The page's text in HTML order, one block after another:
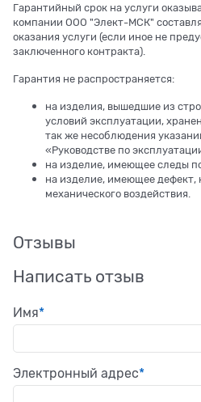
Гарантийный срок на услуги
компании ООО "Элект-МСК"
оказания услуги (если иное не
заключенного контракта).
Гарантия не распространяется:
на изделия, вышедшие из
условий эксплуатации,
так же несоблюдения
«Руководстве по
на изделие, имеющее следы
на изделие, имеющее дефект,
механического воздействия.
Отзывы
Написать отзыв
Имя
Электронный адрес